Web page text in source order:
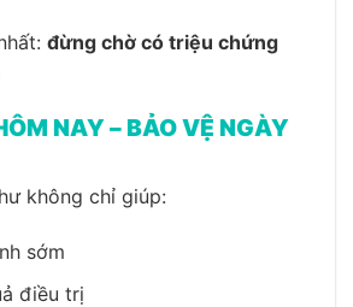
đừng chờ có triệu chứng
NAY – BẢO VỆ NGÀY
không chỉ giúp:
sớm
điều trị